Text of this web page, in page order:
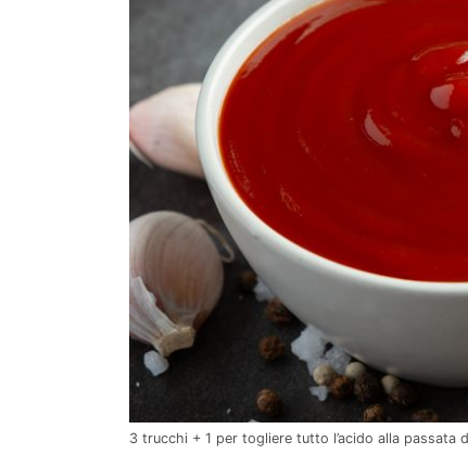
3 trucchi + 1 per togliere tutto l’acido alla passata